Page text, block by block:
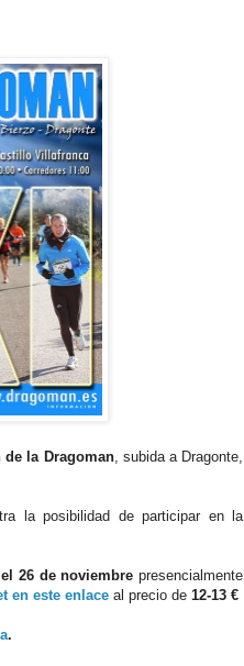
de la Dragoman, subida a Dragonte,
la posibilidad de participar en la
26 de noviembre presencialmente
en este enlace al precio de 12-13 €
.